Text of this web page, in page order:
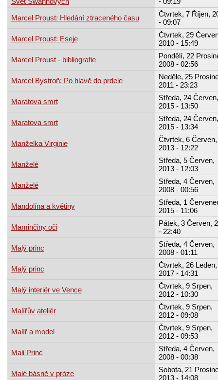
Marcel Proust: Hledání ztraceného času
Čtvrtek, 7 Říjen,
- 09:07
Marcel Proust: Eseje
Čtvrtek, 29
2010 - 15:49
Marcel Proust - bibliografie
Pondělí, 22
2008 - 02:56
Marcel Bystroň: Po hlavě do prdele
Neděle, 25
2011 - 23:23
Maratova smrt
Středa, 24 Červen,
2015 - 13:50
Maratova smrt
Středa, 24 Červen,
2015 - 13:34
Manželka Virginie
Čtvrtek, 6 Červen,
2013 - 12:22
Manželé
Středa, 5 Červen,
2013 - 12:03
Manželé
Středa, 4 Červen,
2008 - 00:56
Mandolína a květiny
Středa, 1
2015 - 11:06
Maminčiny oči
Pátek, 3 Červen,
- 22:40
Malý princ
Středa, 4 Červen,
2008 - 01:11
Malý princ
Čtvrtek, 26 Leden,
2017 - 14:31
Malý interiér ve Vence
Čtvrtek, 9 Srpen,
2012 - 10:30
Malířův ateliér
Čtvrtek, 9 Srpen,
2012 - 09:08
Malíř a model
Čtvrtek, 9 Srpen,
2012 - 09:53
Mali Princ
Středa, 4 Červen,
2008 - 00:38
Malé básně v próze
Sobota, 21
2013 - 14:08